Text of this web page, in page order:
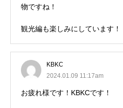
物ですね！
観光編も楽しみにしています！
KBKC
2024.01.09 11:17am
お疲れ様です！KBKCです！